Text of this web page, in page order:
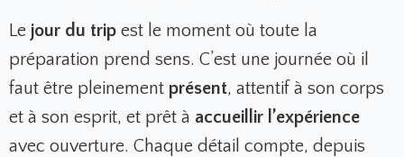
Le jour du trip est le moment où toute la
préparation prend sens. C’est une journée où il
faut être pleinement présent, attentif à son corps
et à son esprit, et prêt à accueillir l’expérience
avec ouverture. Chaque détail compte, depuis